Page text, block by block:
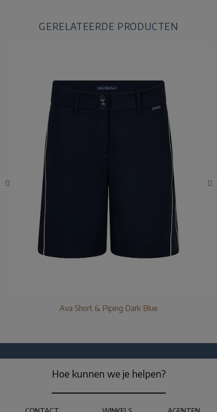
GERELATEERDE PRODUCTEN
Ava Short & Piping Dark Blue
Hoe kunnen we je helpen?